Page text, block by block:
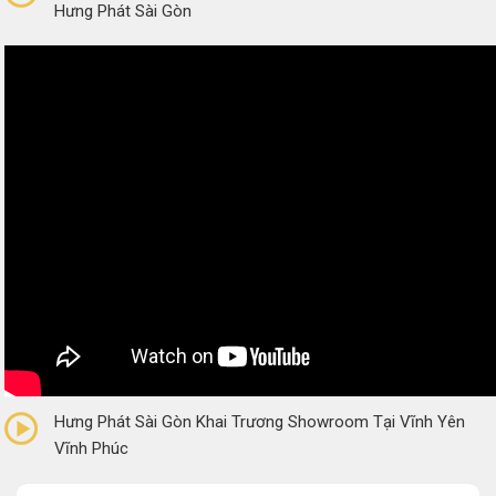
Hưng Phát Sài Gòn
(0 Reviews)
Hưng Phát Sài Gòn Khai Trương Showroom Tại Vĩnh Yên
Vĩnh Phúc